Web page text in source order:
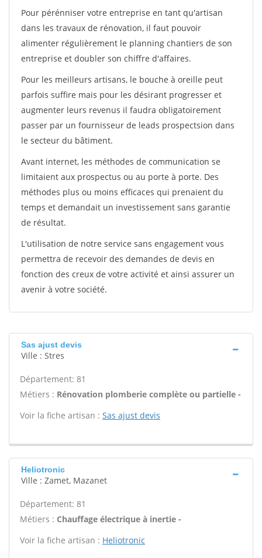
Pour pérénniser votre entreprise en tant qu'artisan
dans les travaux de rénovation, il faut pouvoir
alimenter régulièrement le planning chantiers de son
entreprise et doubler son chiffre d'affaires.
Pour les meilleurs artisans, le bouche à oreille peut
parfois suffire mais pour les désirant progresser et
augmenter leurs revenus il faudra obligatoirement
passer par un fournisseur de leads prospectsion dans
le secteur du bâtiment.
Avant internet, les méthodes de communication se
limitaient aux prospectus ou au porte à porte. Des
méthodes plus ou moins efficaces qui prenaient du
temps et demandait un investissement sans garantie
de résultat.
L'utilisation de notre service sans engagement vous
permettra de recevoir des demandes de devis en
fonction des creux de votre activité et ainsi assurer un
avenir à votre société.
Sas ajust devis
Ville : Stres
Département: 81
Métiers : Rénovation plomberie complète ou partielle -
Voir la fiche artisan : Sas ajust devis
Heliotronic
Ville : Zamet, Mazanet
Département: 81
Métiers : Chauffage électrique à inertie -
Voir la fiche artisan : Heliotronic